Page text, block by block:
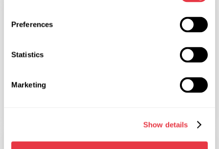
Preferences
Statistics
Marketing
Show details
MSG equipment участвует в выставке
ВЫСТАВКИ